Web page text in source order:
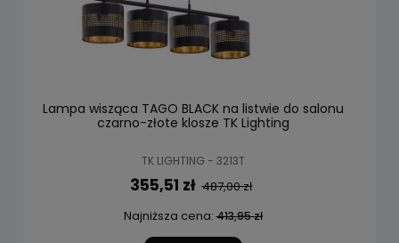
Lampa wisząca TAGO BLACK na listwie do salonu
czarno-złote klosze TK Lighting
TK LIGHTING - 3213T
355,51 zł 487,00 zł
Najniższa cena:413,95 zł